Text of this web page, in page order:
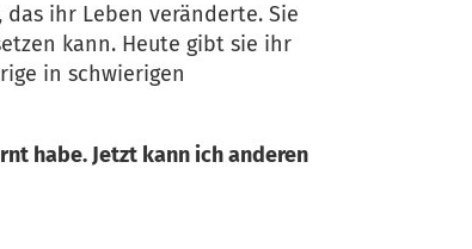
ihr Leben veränderte. Sie
kann. Heute gibt sie ihr
in schwierigen
habe. Jetzt kann ich anderen